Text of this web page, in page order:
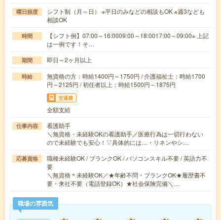
曜日頻度
シフト制（月～日） ※平日のみなどの相談もOK ※週3なども
相談OK
時間
【シフト例】07:00～16:0009:00～18:0017:00～09:00※ 上記
は一例です！そ…
期間 即日～2ヶ月以上
時給
無資格の方：時給1400円～1750円 / 介護福祉士：時給1700
円～2125円 / 初任者以上：時給1500円～1875円
交通費
全額支給
仕事内容
看護助手
＼無資格・未経験OKの看護助手／医療行為は一切行わない
ので未経験でも安心！▽具体的には…・リネンやシ…
応募資格
職種未経験OK / ブランクOK / パソコンスキル不要 / 英語力不
要
＼無資格＊未経験OK／★年齢不問・ブランクOK★履歴書不
要・来社不要（電話登録OK）★社会保険完備＼…
職場の雰囲気